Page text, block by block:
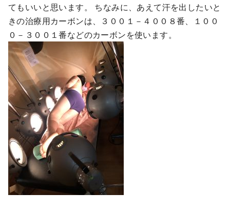
てもいいと思います。 ちなみに、あえて汗を出したいと
きの治療用カーボンは、３００１－４００８番、１００
０－３００１番などのカーボンを使います。